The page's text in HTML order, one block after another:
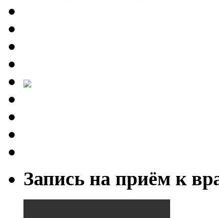
Запись на приём к